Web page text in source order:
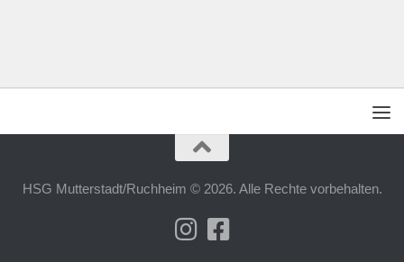
HSG Mutterstadt/Ruchheim © 2026. Alle Rechte vorbehalten.